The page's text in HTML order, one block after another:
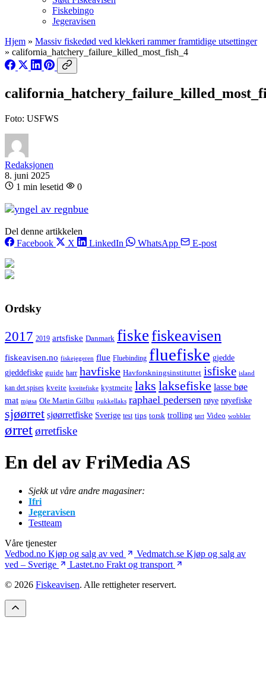
Fiskebingo
Jegeravisen
Hjem » Massiv fiskedød ved klekkeri rammer framtidige utsettinger
» california_hatchery_failure_killed_most_fish_4
Foto: USFWS
Redaksjonen
8. juni 2025
1 min lesetid
0
Del denne artikkelen
Facebook
X LinkedIn WhatsApp E-post
Ordsky
2017 2019 artsfiske Danmark fiskefiskeavisen
fiskeavisen.no fiskejegeren flue Fluebinding fluefiske gjedde
gjeddefiske guide harr havfiske Havforskningsinstituttet isfiske island
kan det spises kveite kveitefiske kystmeite laks laksefiske lasse bøe
mat mjøsa Ole Martin Gilbu pukkellaks raphael pedersen røye røyefiske
sjøørret sjøørretfiske Sverige test tips torsk trolling tørt Video wobbler
ørretørretfiske
En del av FriMedia AS
Sjekk ut våre andre magasiner:
Ifri
Jegeravisen
Testteam
Våre tjenester
Vedbod.no Kjøp og salg av ved Vedmatch.se Kjøp og salg av
ved – Sverige
Lastet.no Frakt og transport
© 2026 Fiskeavisen. Alle rettigheter reservert.